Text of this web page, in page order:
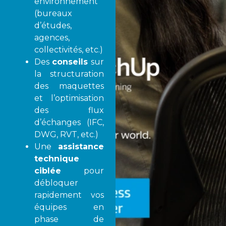
(bureaux
d’études,
agences,
collectivités, etc.)
Des conseils sur
la structuration
des maquettes
et l’optimisation
des flux
d’échanges (IFC,
DWG, RVT, etc.)
Une assistance
technique
ciblée pour
débloquer
rapidement vos
équipes en
phase de